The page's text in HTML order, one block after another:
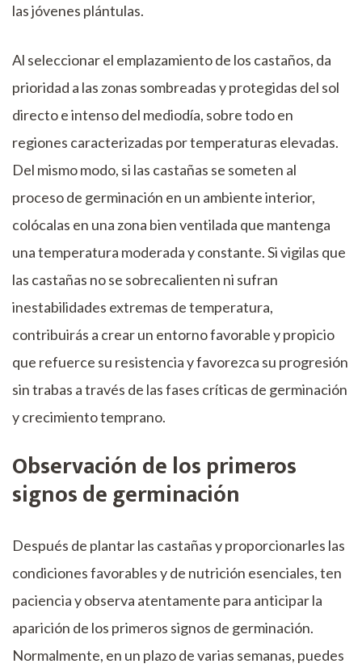
las jóvenes plántulas.
Al seleccionar el emplazamiento de los castaños, da
prioridad a las zonas sombreadas y protegidas del sol
directo e intenso del mediodía, sobre todo en
regiones caracterizadas por temperaturas elevadas.
Del mismo modo, si las castañas se someten al
proceso de germinación en un ambiente interior,
colócalas en una zona bien ventilada que mantenga
una temperatura moderada y constante. Si vigilas que
las castañas no se sobrecalienten ni sufran
inestabilidades extremas de temperatura,
contribuirás a crear un entorno favorable y propicio
que refuerce su resistencia y favorezca su progresión
sin trabas a través de las fases críticas de germinación
y crecimiento temprano.
Observación de los primeros
signos de germinación
Después de plantar las castañas y proporcionarles las
condiciones favorables y de nutrición esenciales, ten
paciencia y observa atentamente para anticipar la
aparición de los primeros signos de germinación.
Normalmente, en un plazo de varias semanas, puedes